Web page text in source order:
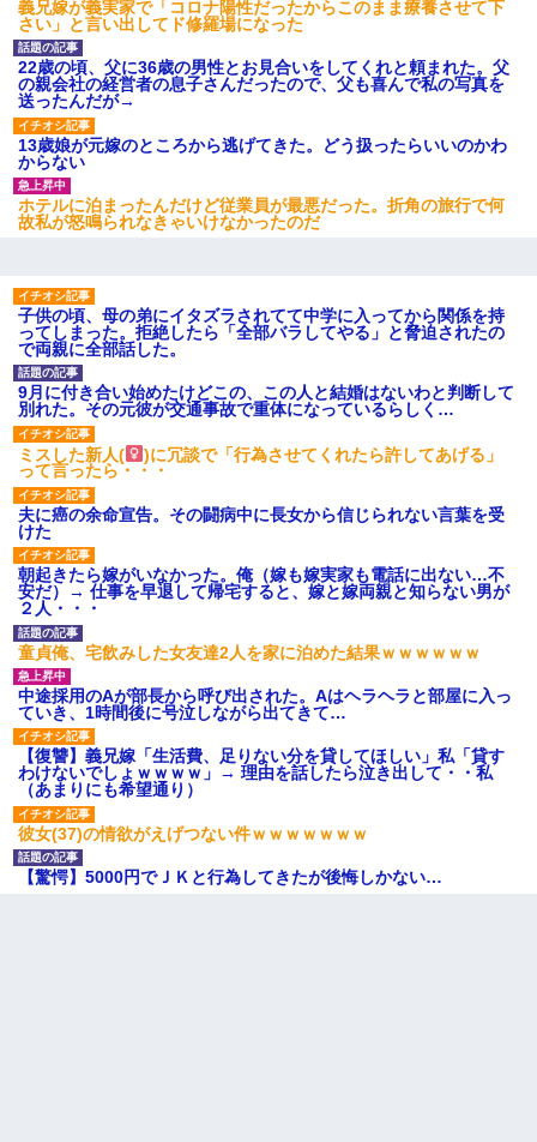
義兄嫁が義実家で「コロナ陽性だったからこのまま療養させて下
さい」と言い出してド修羅場になった
22歳の頃、父に36歳の男性とお見合いをしてくれと頼まれた。父
の親会社の経営者の息子さんだったので、父も喜んで私の写真を
送ったんだが→
13歳娘が元嫁のところから逃げてきた。どう扱ったらいいのかわ
からない
ホテルに泊まったんだけど従業員が最悪だった。折角の旅行で何
故私が怒鳴られなきゃいけなかったのだ
子供の頃、母の弟にイタズラされてて中学に入ってから関係を持
ってしまった。拒絶したら「全部バラしてやる」と脅迫されたの
で両親に全部話した。
9月に付き合い始めたけどこの、この人と結婚はないわと判断して
別れた。その元彼が交通事故で重体になっているらしく…
ミスした新人(
)に冗談で「行為させてくれたら許してあげる」
って言ったら・・・
夫に癌の余命宣告。その闘病中に長女から信じられない言葉を受
けた
朝起きたら嫁がいなかった。俺（嫁も嫁実家も電話に出ない…不
安だ）→ 仕事を早退して帰宅すると、嫁と嫁両親と知らない男が
２人・・・
童貞俺、宅飲みした女友達2人を家に泊めた結果ｗｗｗｗｗｗ
中途採用のAが部長から呼び出された。Aはヘラヘラと部屋に入っ
ていき、1時間後に号泣しながら出てきて…
【復讐】義兄嫁「生活費、足りない分を貸してほしい」私「貸す
わけないでしょｗｗｗｗ」→ 理由を話したら泣き出して・・私
（あまりにも希望通り）
彼女(37)の情欲がえげつない件ｗｗｗｗｗｗｗ
【驚愕】5000円でＪＫと行為してきたが後悔しかない…